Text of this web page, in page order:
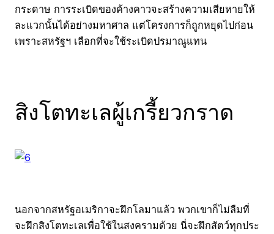
กระดาษ การระเบิดของค้างคาวจะสร้างความเสียหายให้
ละแวกนั้นได้อย่างมหาศาล แต่โครงการก็ถูกหยุดไปก่อน
เพราะสหรัฐฯ เลือกที่จะใช้ระเบิดปรมาณูแทน
สิงโตทะเลผู้เกรี้ยวกราด
นอกจากสหรัฐอเมริกาจะฝึกโลมาแล้ว พวกเขาก็ไม่ลืมที่
จะฝึกสิงโตทะเลเพื่อใช้ในสงครามด้วย นี่จะฝึกสัตว์ทุกประ